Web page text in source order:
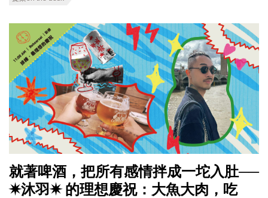
就著啤酒，把所有感情拌成一坨入肚──
✷沐羽✷ 的理想慶祝：大魚大肉，吃